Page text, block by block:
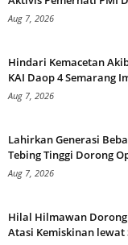
Aug 7, 2026
Hindari Kemacetan
KAI Daop 4 Semarang
Aug 7, 2026
Lahirkan Generasi
Tebing Tinggi Dorong
Aug 7, 2026
Hilal Hilmawan
Atasi Kemiskinan